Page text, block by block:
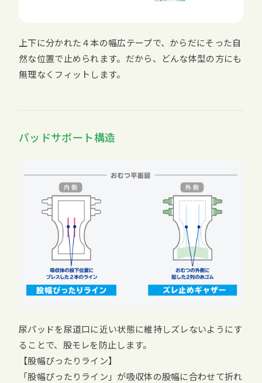
上下に分かれた４本の幅広テープで、からだにそった自
然な位置で止められます。だから、どんな体型の方にも
無理なくフィットします。
パッドサポート構造
尿パッドを尿道口に近い状態に維持しズレないようにす
ることで、股モレを防止します。
【股幅ぴったりライン】
「股幅ぴったりライン」が吸収体の股幅に合わせて折れ